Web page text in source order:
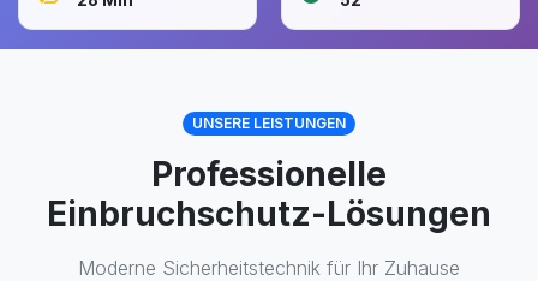
UNSERE LEISTUNGEN
Professionelle
Einbruchschutz-Lösungen
Moderne Sicherheitstechnik für Ihr Zuhause